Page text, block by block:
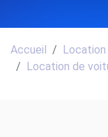
Accueil
Location de